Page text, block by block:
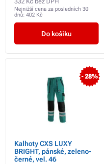
Nejnižší cena za posledních 30
dnů: 402 Kč
Do košíku
- 28%
Kalhoty CXS LUXY
BRIGHT, pánské, zeleno-
černé, vel. 46